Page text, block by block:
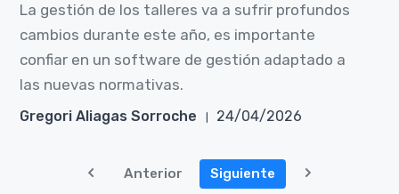
La gestión de los talleres va a sufrir profundos
cambios durante este año, es importante
confiar en un software de gestión adaptado a
las nuevas normativas.
Gregori Aliagas Sorroche 24/04/2026
Anterior Siguiente